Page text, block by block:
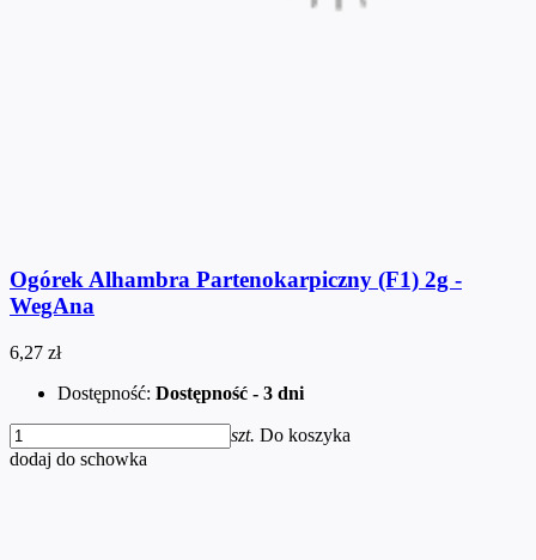
Ogórek Alhambra Partenokarpiczny (F1) 2g -
WegAna
6,27 zł
Dostępność: Dostępność - 3 dni
szt. Do koszyka
dodaj do schowka